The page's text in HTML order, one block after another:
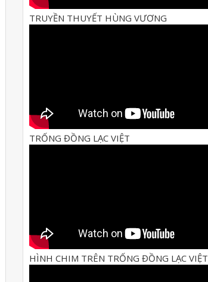
TRUYỀN THUYẾT HÙNG VƯƠNG
TRỐNG ĐỒNG LẠC VIỆT
HÌNH CHIM TRÊN TRỐNG ĐỒNG LẠC VIỆT